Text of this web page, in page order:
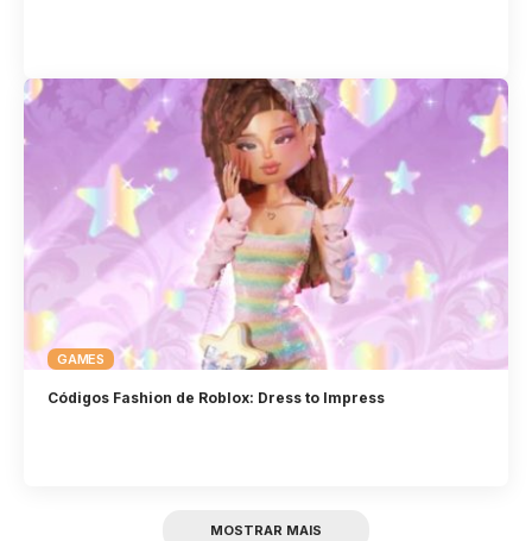
GAMES
Códigos Fashion de Roblox: Dress to Impress
MOSTRAR MAIS